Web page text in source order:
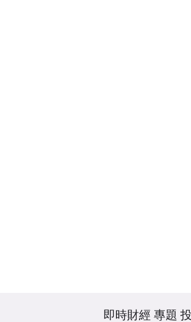
即時財經 專題